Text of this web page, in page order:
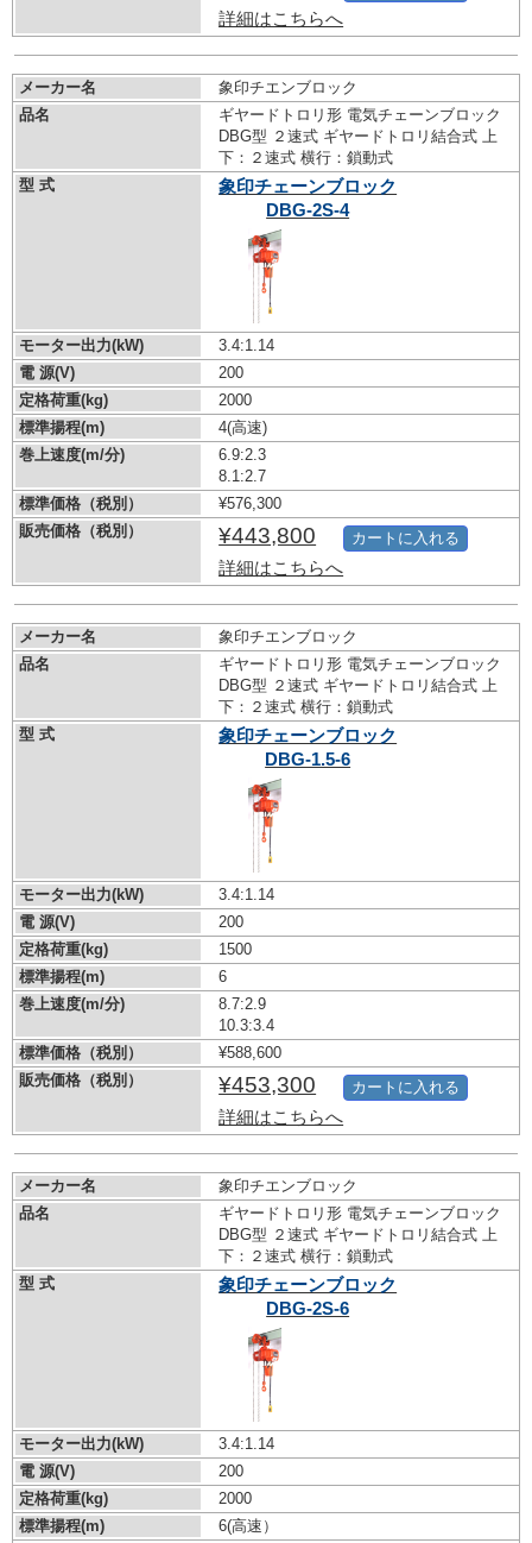
詳細はこちらへ
メーカー名
象印チエンブロック
品名
ギヤードトロリ形 電気チェーンブロック
DBG型 ２速式 ギヤードトロリ結合式 上
下：２速式 横行：鎖動式
型 式
象印チェーンブロック
DBG-2S-4
モーター出力(kW)
3.4:1.14
電 源(V)
200
定格荷重(kg)
2000
標準揚程(m)
4(高速)
巻上速度(m/分)
6.9:2.3
8.1:2.7
標準価格（税別）
¥576,300
販売価格（税別）
¥443,800
詳細はこちらへ
カートに入れる
メーカー名
象印チエンブロック
品名
ギヤードトロリ形 電気チェーンブロック
DBG型 ２速式 ギヤードトロリ結合式 上
下：２速式 横行：鎖動式
型 式
象印チェーンブロック
DBG-1.5-6
モーター出力(kW)
3.4:1.14
電 源(V)
200
定格荷重(kg)
1500
標準揚程(m)
6
巻上速度(m/分)
8.7:2.9
10.3:3.4
標準価格（税別）
¥588,600
販売価格（税別）
¥453,300
詳細はこちらへ
カートに入れる
メーカー名
象印チエンブロック
品名
ギヤードトロリ形 電気チェーンブロック
DBG型 ２速式 ギヤードトロリ結合式 上
下：２速式 横行：鎖動式
型 式
象印チェーンブロック
DBG-2S-6
モーター出力(kW)
3.4:1.14
電 源(V)
200
定格荷重(kg)
2000
標準揚程(m)
6(高速）